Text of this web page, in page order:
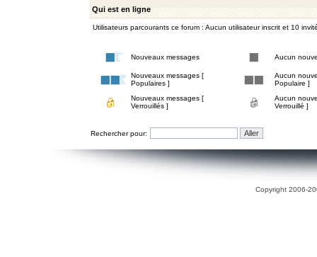
Qui est en ligne
Utilisateurs parcourants ce forum : Aucun utilisateur inscrit et 10
Nouveaux messages Aucun
Nouveaux messages [
Populaires ]
Aucun
Populaire ]
Nouveaux messages [
Verrouillés ]
Aucun
Verrouillé ]
Rechercher pour:
Copyright 2006-